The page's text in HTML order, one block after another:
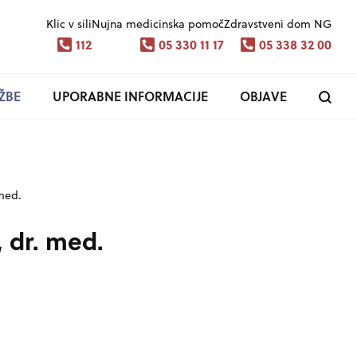
Klic v sili
112
Nujna medicinska pomoč
05 330 11 17
Zdravstveni dom NG
05 338 32 00
UPORABNE INFORMACIJE OBJAVE
dr. med.